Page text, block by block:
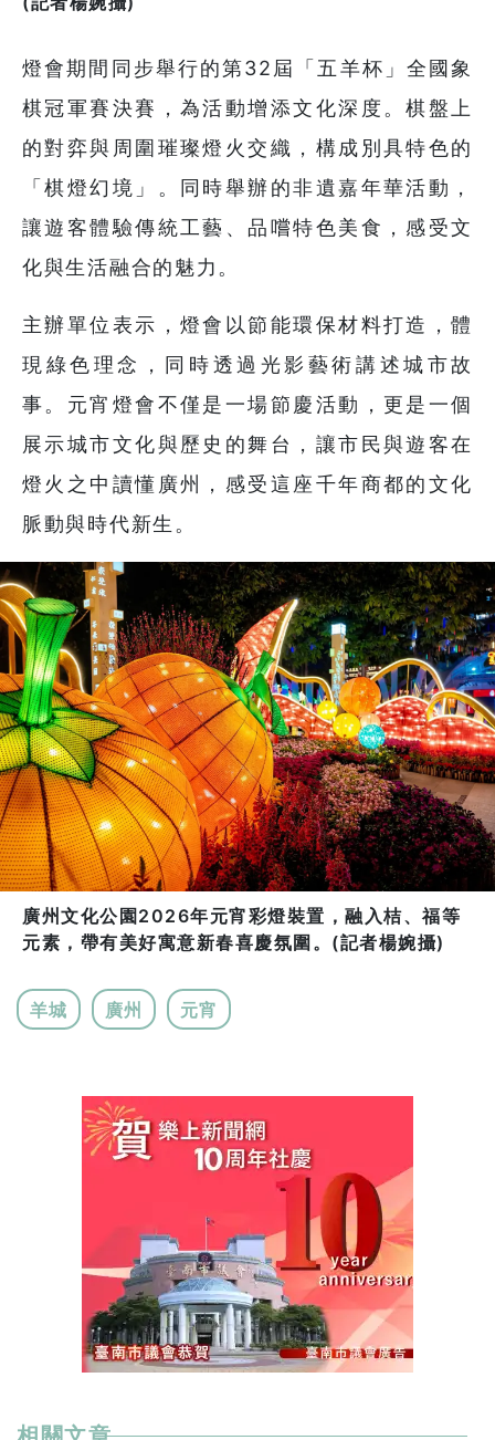
燈會期間同步舉行的第32屆「五羊杯」全國象
棋冠軍賽決賽，為活動增添文化深度。棋盤上
的對弈與周圍璀璨燈火交織，構成別具特色的
「棋燈幻境」。同時舉辦的非遺嘉年華活動，
讓遊客體驗傳統工藝、品嚐特色美食，感受文
化與生活融合的魅力。
主辦單位表示，燈會以節能環保材料打造，體
現綠色理念，同時透過光影藝術講述城市故
事。元宵燈會不僅是一場節慶活動，更是一個
展示城市文化與歷史的舞台，讓市民與遊客在
燈火之中讀懂廣州，感受這座千年商都的文化
脈動與時代新生。
廣州文化公園2026年元宵彩燈裝置，融入桔、福等
元素，帶有美好寓意新春喜慶氛圍。(記者楊婉攝)
羊城 廣州 元宵